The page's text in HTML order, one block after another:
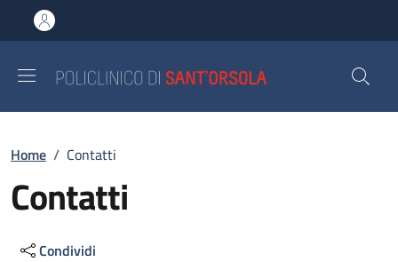
al contenuto principale
to footer content
Briciole di pane
Home / Contatti
Contatti
Condividi